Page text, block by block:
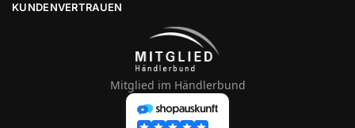
KUNDENVERTRAUEN
Mitglied im Händlerbund